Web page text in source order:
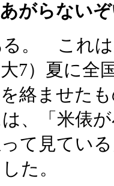
ぞい、
る。 これ
7）夏に全
を絡ませた
、「米俵
て見てい
た。